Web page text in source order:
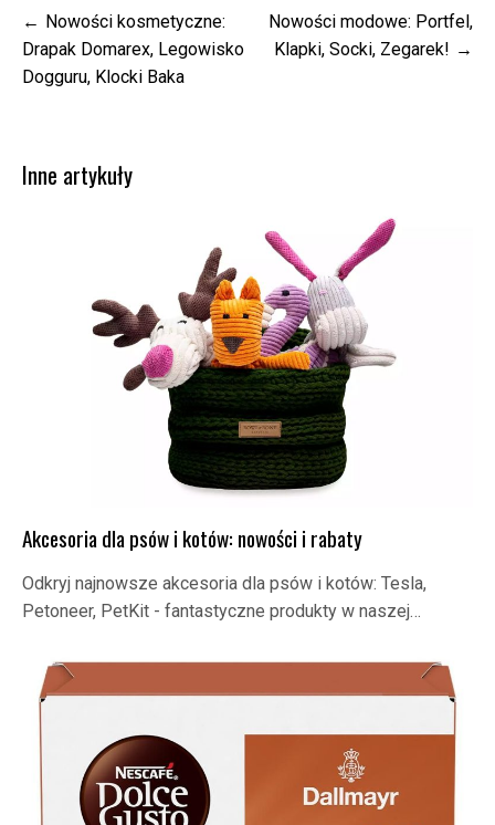
Nawigacja
wpisu
Nowości kosmetyczne:
Drapak Domarex, Legowisko
Dogguru, Klocki Baka
Nowości modowe: Portfel,
Klapki, Socki, Zegarek!
Inne artykuły
Akcesoria dla psów i kotów: nowości i rabaty
Odkryj najnowsze akcesoria dla psów i kotów: Tesla,
Petoneer, PetKit - fantastyczne produkty w naszej…